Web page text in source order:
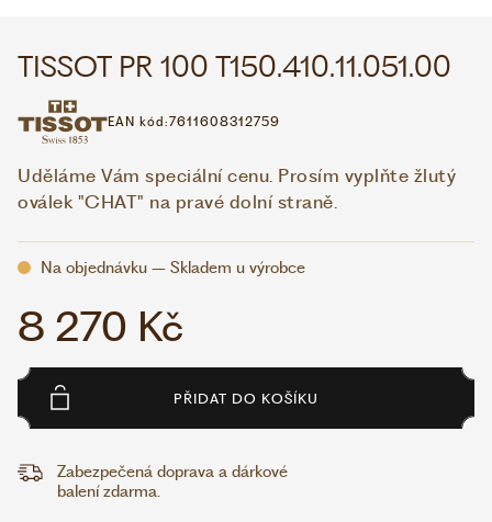
TISSOT PR 100 T150.410.11.051.00
EAN kód:7611608312759
Uděláme Vám speciální cenu. Prosím vyplňte žlutý
oválek "CHAT" na pravé dolní straně.
Na objednávku – Skladem u výrobce
8 270 Kč
PŘIDAT DO KOŠÍKU
Zabezpečená doprava a dárkové
balení zdarma.